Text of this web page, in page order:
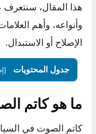
على تقليل الضوضاء؛
تحسين كفاءة المحرك
هذا المقال، سنتعرف
وأنواعه، وأهم
الإصلاح أو الاستبدال.
جدول المحتويات